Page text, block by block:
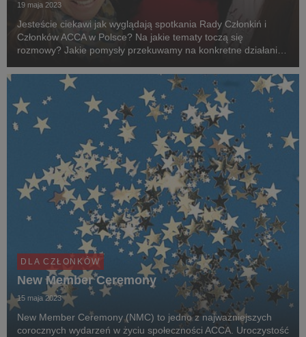
19 maja 2023
Jesteście ciekawi jak wyglądają spotkania Rady Członkiń i
Członków ACCA w Polsce? Na jakie tematy toczą się
rozmowy? Jakie pomysły przekuwamy na konkretne działania?
podejściu i wartościowym pomysłom Rady możemy r...
DLA CZŁONKÓW
New Member Ceremony
15 maja 2023
New Member Ceremony (NMC) to jedno z najważniejszych
corocznych wydarzeń w życiu społeczności ACCA. Uroczystość